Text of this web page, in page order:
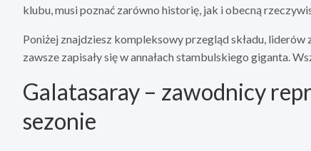
klubu, musi poznać zarówno historię, jak i obecną
Poniżej znajdziesz kompleksowy przegląd składu,
zawsze zapisały się w annałach stambulskiego giganta.
Galatasaray – zawodnicy
sezonie